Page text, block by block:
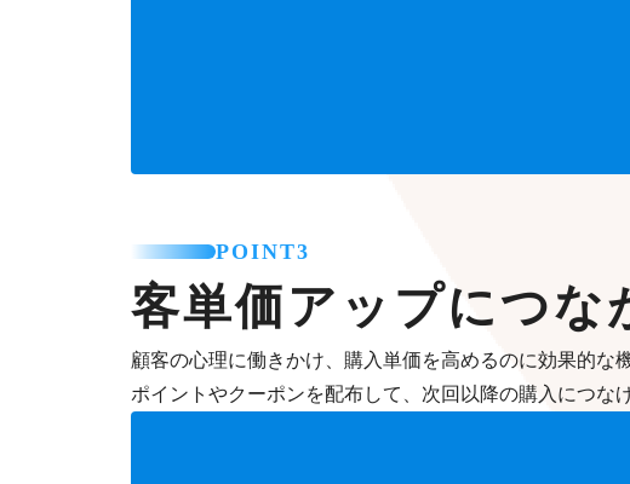
POINT3
客単価アップにつな
顧客の心理に働きかけ、購入単価を高めるのに効果的な
ポイントやクーポンを配布して、次回以降の購入につな